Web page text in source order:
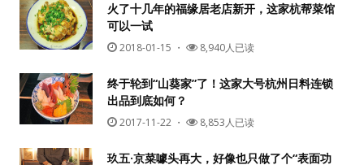
火了十几年的福缘居老店新开，这家杭帮菜馆
可以一试
2018-01-15 ・ 8,940人已读
终于轮到“山葵家”了！这家大号杭州日料连锁
出品到底如何？
2017-11-22 ・ 8,853人已读
玖五·京菜噱头再大，好像也只做了个“表面功